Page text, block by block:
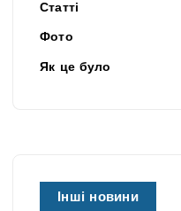
Статті
Фото
Як це було
Інші новини